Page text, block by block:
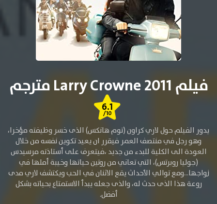
فيلم Larry Crowne 2011 مترجم
6.1
/10
يدور الفيلم حول لاري كراون (توم هانكس) الذى خسر وظيفته مؤخرا،
وهو رجل في منتصف العمر فيقرر ان يعيد تكوين نفسه من خلال
العودة الى الكلية للبدء من جديد ،فيتعرف على أستاذته مرسيدس
(جوليا روبرتس)، التي تعاني من روتين حياتها وخيبة أملها في
زواجها…ومع توالي الأحداث يقع الاثنان في الحب ويكتشف لاري مدى
روعة هذا الذى حدث له، والذى جعله يبدأ الاستمتاع بحياته بشكل
أفضل.